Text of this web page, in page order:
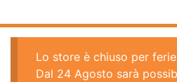
Lo store è chiuso per
Dal 24 Agosto sarà